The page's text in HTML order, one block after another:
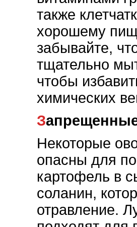
также
хорошему
забывайте,
тщательно
чтобы
химических
Некоторые
опасны для
картофель в
соланин,
отравление.